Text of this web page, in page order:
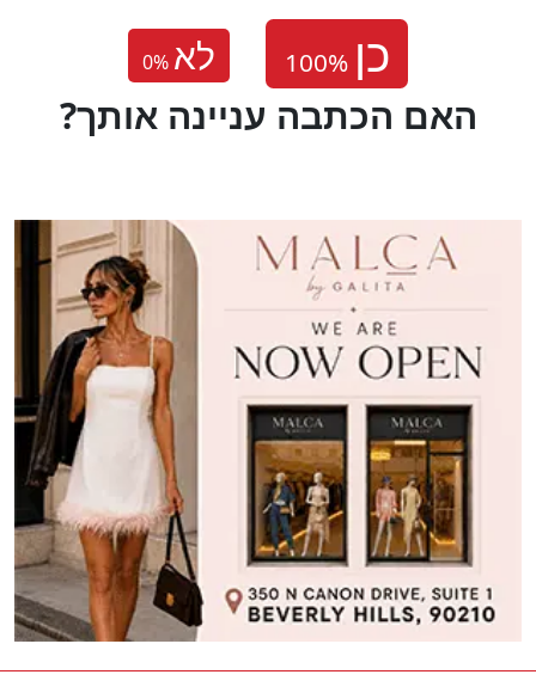
0% לא
?האם הכתבה עניינה אותך